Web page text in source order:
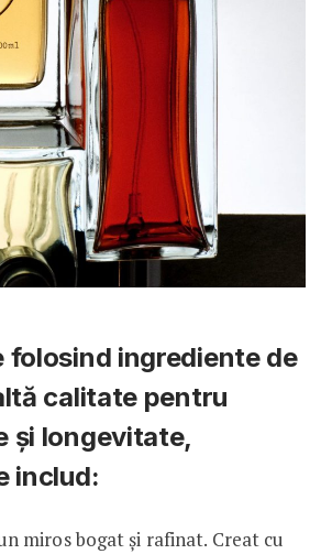
folosind ingrediente de
calitate pentru
și longevitate,
includ:
miros bogat și rafinat. Creat cu